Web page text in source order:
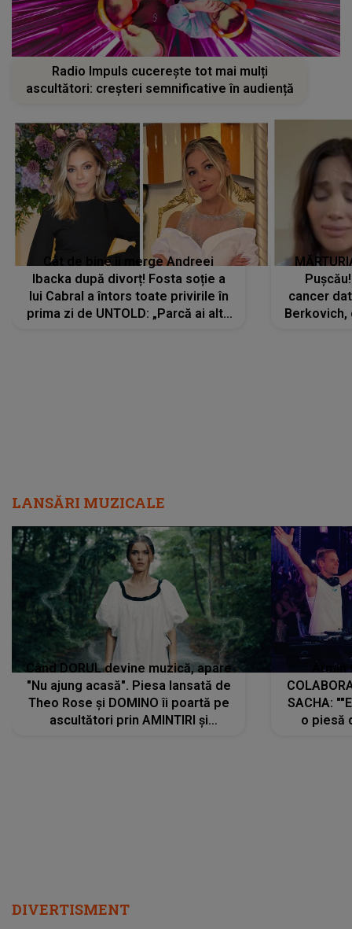
Radio Impuls cucerește tot mai mulți
ascultători: creșteri semnificative în audiență
Cât de bine îi merge Andreei
Ibacka după divorț! Fosta soție a
lui Cabral a întors toate privirile în
prima zi de UNTOLD: „Parcă ai altă
cancer
Berkovich,
LANSĂRI MUZICALE
Când DORUL devine muzică, apare
"Nu ajung acasă". Piesa lansată de
Theo Rose și DOMINO îi poartă pe
ascultători prin AMINTIRI și
SACHA:
o piesă
DIVERTISMENT